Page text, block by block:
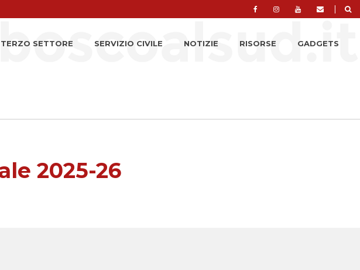
|
TERZO SETTORE SERVIZIO CIVILE NOTIZIE RISORSE GADGETS
2025-26